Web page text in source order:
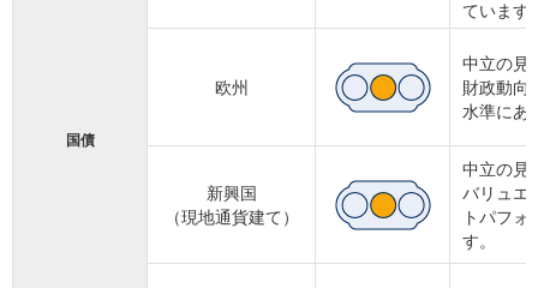
国債
ています
欧州
中立の見
財政動向
水準にあ
新興国
（現地通貨建て）
中立の見
バリュエ
トパフ
す。